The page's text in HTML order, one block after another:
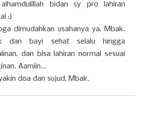
alhamdulillah bidan sy pro lahiran
:)
dimudahkan usahanya ya, Mbak.
dan bayi sehat selalu hingga
dan bisa lahiran normal sesuai
Aamiin...
doa dan sujud, Mbak.